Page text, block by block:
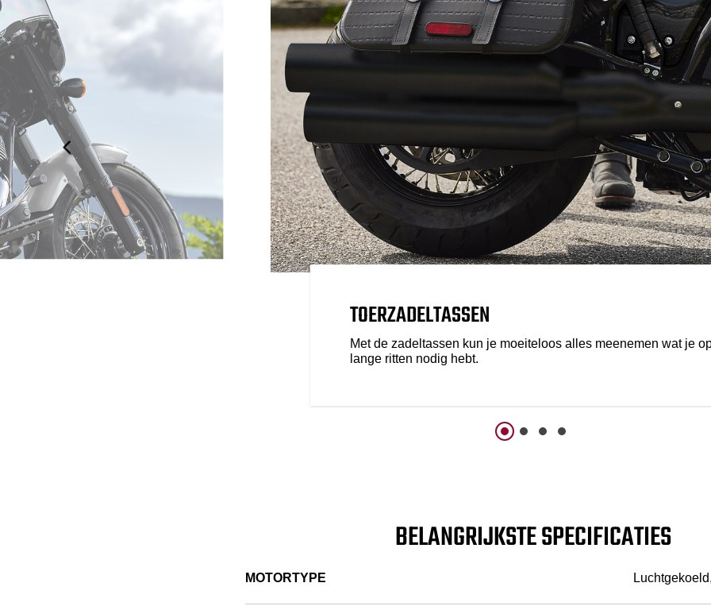
TOERZADELTASSEN
Met de zadeltassen kun je moeiteloos alles meenemen wat je
lange ritten nodig hebt.
BELANGRIJKSTE SPECIFICATIES
MOTORTYPE